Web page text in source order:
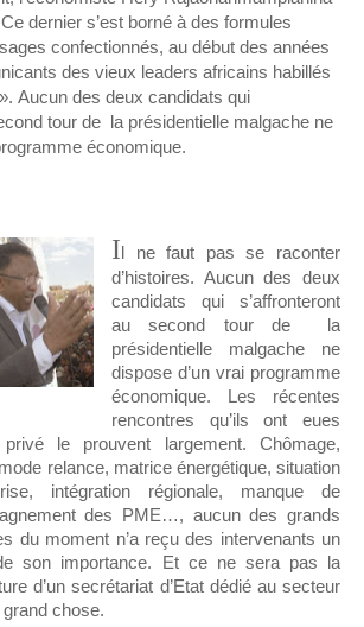
-Jul 13 2026
artificielle : le "Sud global" joue sa partition
-Jul 06 2026
investissements à l'étranger plus encadrés
-Jul 01 2026
hôtelière : la connectivité comme levier
: nouveau paradigme, nouvelles priorités
carbone : les "Iles Vanille" poussent leurs pions
Jun 18 2026
vous golfique : Mazagan joue sa carte
- Jun 11 2026
l'IA : Meta envisage une importante levée de fonds
-Jun 06 2026
centrales : indépendantes jusqu'où ?
-Jun 02 2026
Group veut accélérer en Afrique
-May 22 2026
françaises : Chanel aux sommets de la
May 13 2026
sociaux : à l'ère de la "présence ciblée"
-May 09 2026
dernier s’est borné à des formules
confectionnés, au début des années
des vieux leaders africains habillés
Aucun des deux candidats qui
tour de la présidentielle malgache ne
économique.
Il ne faut pas se raconter
d’histoires. Aucun des deux
candidats qui s’affronteront
au second tour de la
présidentielle malgache ne
dispose d’un vrai programme
économique. Les récentes
rencontres qu’ils ont eues
le prouvent largement. Chômage,
relance, matrice énergétique, situation
intégration régionale, manque de
des PME…, aucun des grands
du moment n’a reçu des intervenants un
son importance. Et ce ne sera pas la
d’un secrétariat d’Etat dédié au secteur
chose.